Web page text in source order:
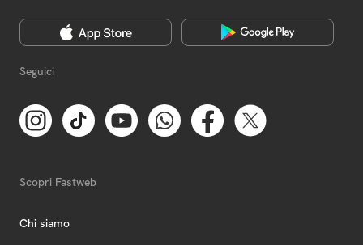
Seguici
Scopri Fastweb
Chi siamo